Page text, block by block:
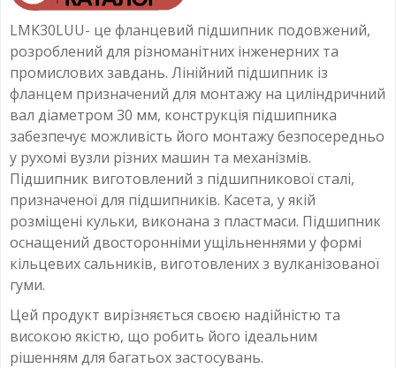
LMK30LUU- це фланцевий підшипник подовжений,
розроблений для різноманітних інженерних та
промислових завдань. Лінійний підшипник із
фланцем призначений для монтажу на циліндричний
вал діаметром 30 мм, конструкція підшипника
забезпечує можливість його монтажу безпосередньо
у рухомі вузли різних машин та механізмів.
Підшипник виготовлений з підшипникової сталі,
призначеної для підшипників. Касета, у якій
розміщені кульки, виконана з пластмаси. Підшипник
оснащений двосторонніми ущільненнями у формі
кільцевих сальників, виготовлених з вулканізованої
гуми.
Цей продукт вирізняється своєю надійністю та
високою якістю, що робить його ідеальним
рішенням для багатьох застосувань.